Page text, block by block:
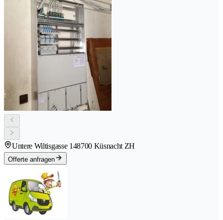
Untere Wiltisgasse 148700 Küsnacht ZH
Offerte anfragen